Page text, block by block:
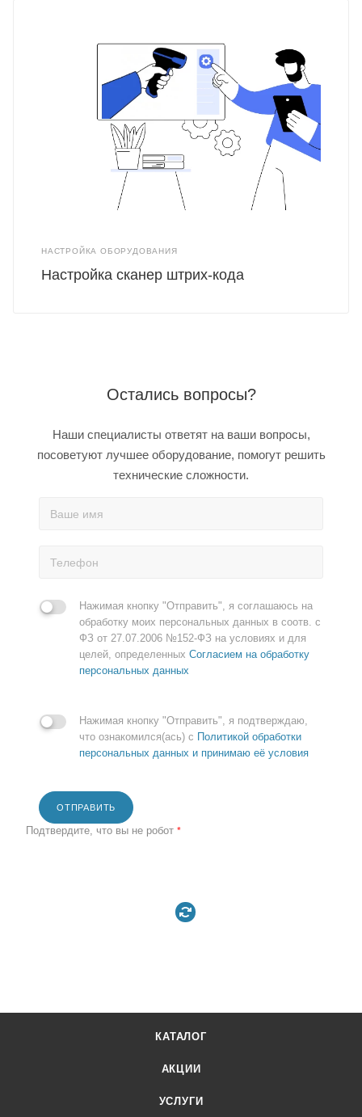
НАСТРОЙКА ОБОРУДОВАНИЯ
Настройка сканер штрих-кода
Остались вопросы?
Наши специалисты ответят на ваши вопросы,
посоветуют лучшее оборудование, помогут решить
технические сложности.
Нажимая кнопку "Отправить", я соглашаюсь на
обработку моих персональных данных в соотв. с
ФЗ от 27.07.2006 №152-ФЗ на условиях и для
целей, определенных Согласием на обработку
персональных данных
Нажимая кнопку "Отправить", я подтверждаю,
что ознакомился(ась) с Политикой обработки
персональных данных и принимаю её условия
ОТПРАВИТЬ
Подтвердите, что вы не робот *
КАТАЛОГ
АКЦИИ
УСЛУГИ